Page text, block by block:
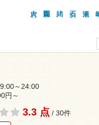
～24:00
円～
3.3 点 / 30件